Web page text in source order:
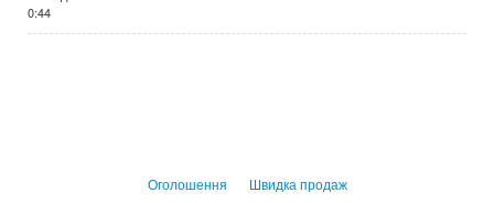
0:44
Оголошення Швидка продаж